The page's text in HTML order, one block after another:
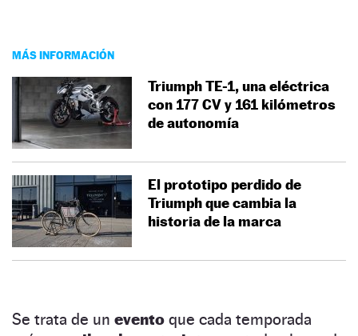
MÁS INFORMACIÓN
Triumph TE-1, una eléctrica
con 177 CV y 161 kilómetros
de autonomía
El prototipo perdido de
Triumph que cambia la
historia de la marca
Se trata de un evento que cada temporada